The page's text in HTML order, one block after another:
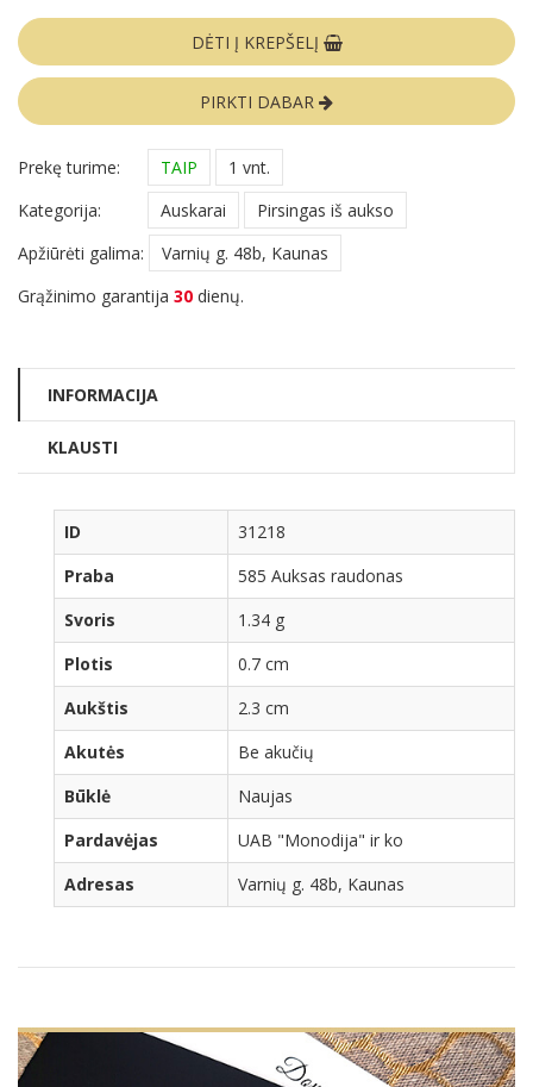
DĖTI Į KREPŠELĮ
PIRKTI DABAR
Prekę turime: TAIP
1 vnt.
Kategorija:
Auskarai
Pirsingas iš aukso
Apžiūrėti galima:
Varnių g. 48b, Kaunas
Grąžinimo garantija 30 dienų.
INFORMACIJA
KLAUSTI
ID
31218
Praba
585 Auksas raudonas
Svoris
1.34 g
Plotis
0.7 cm
Aukštis
2.3 cm
Akutės
Be akučių
Būklė
Naujas
Pardavėjas
UAB "Monodija" ir ko
Adresas
Varnių g. 48b, Kaunas